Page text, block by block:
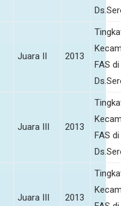
Juara II 2013
FAS di
Juara III 2013
FAS di
Juara III 2013